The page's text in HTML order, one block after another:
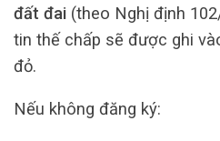
đất đai (theo Nghị định
tin thế chấp sẽ được ghi
đỏ.
Nếu không đăng ký: